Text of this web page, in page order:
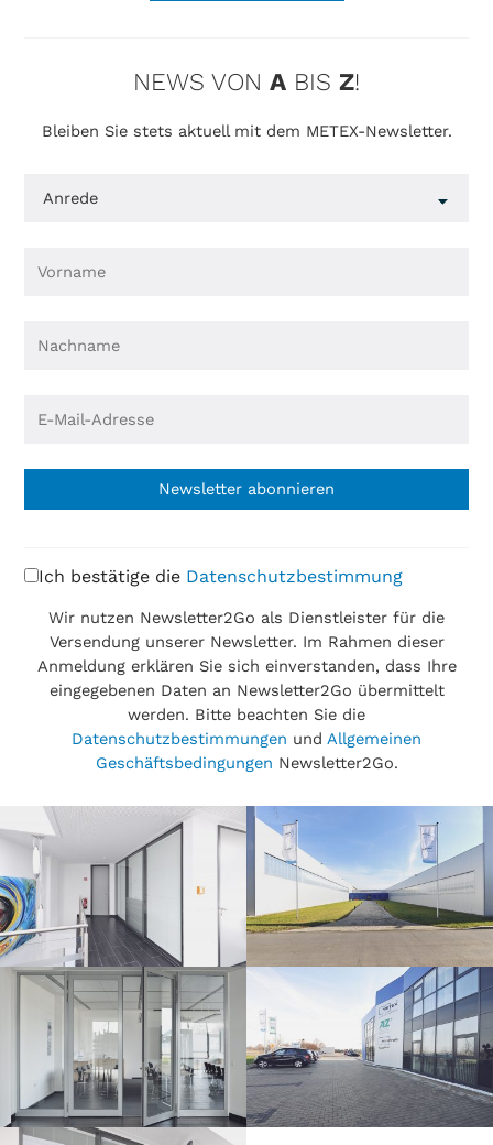
NEWS VON A BIS Z!
Bleiben Sie stets aktuell mit dem METEX-Newsletter.
Newsletter abonnieren
Ich bestätige die Datenschutzbestimmung
Wir nutzen Newsletter2Go als Dienstleister für die
Versendung unserer Newsletter. Im Rahmen dieser
Anmeldung erklären Sie sich einverstanden, dass Ihre
eingegebenen Daten an Newsletter2Go übermittelt
werden. Bitte beachten Sie die
Datenschutzbestimmungen und Allgemeinen
Geschäftsbedingungen Newsletter2Go.